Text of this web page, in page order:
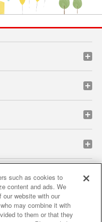
policy privacy policy
verification results
such as cookies to
content and ads. We
our website with our
may combine it with
to them or that they